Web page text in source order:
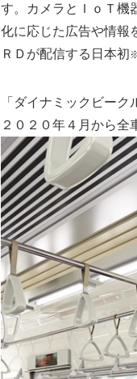
す。カメラとＩｏＴ機
化に応じた広告や情報
ＲＤが配信する日本初
「ダイナミックビー
２０２０年４月から全